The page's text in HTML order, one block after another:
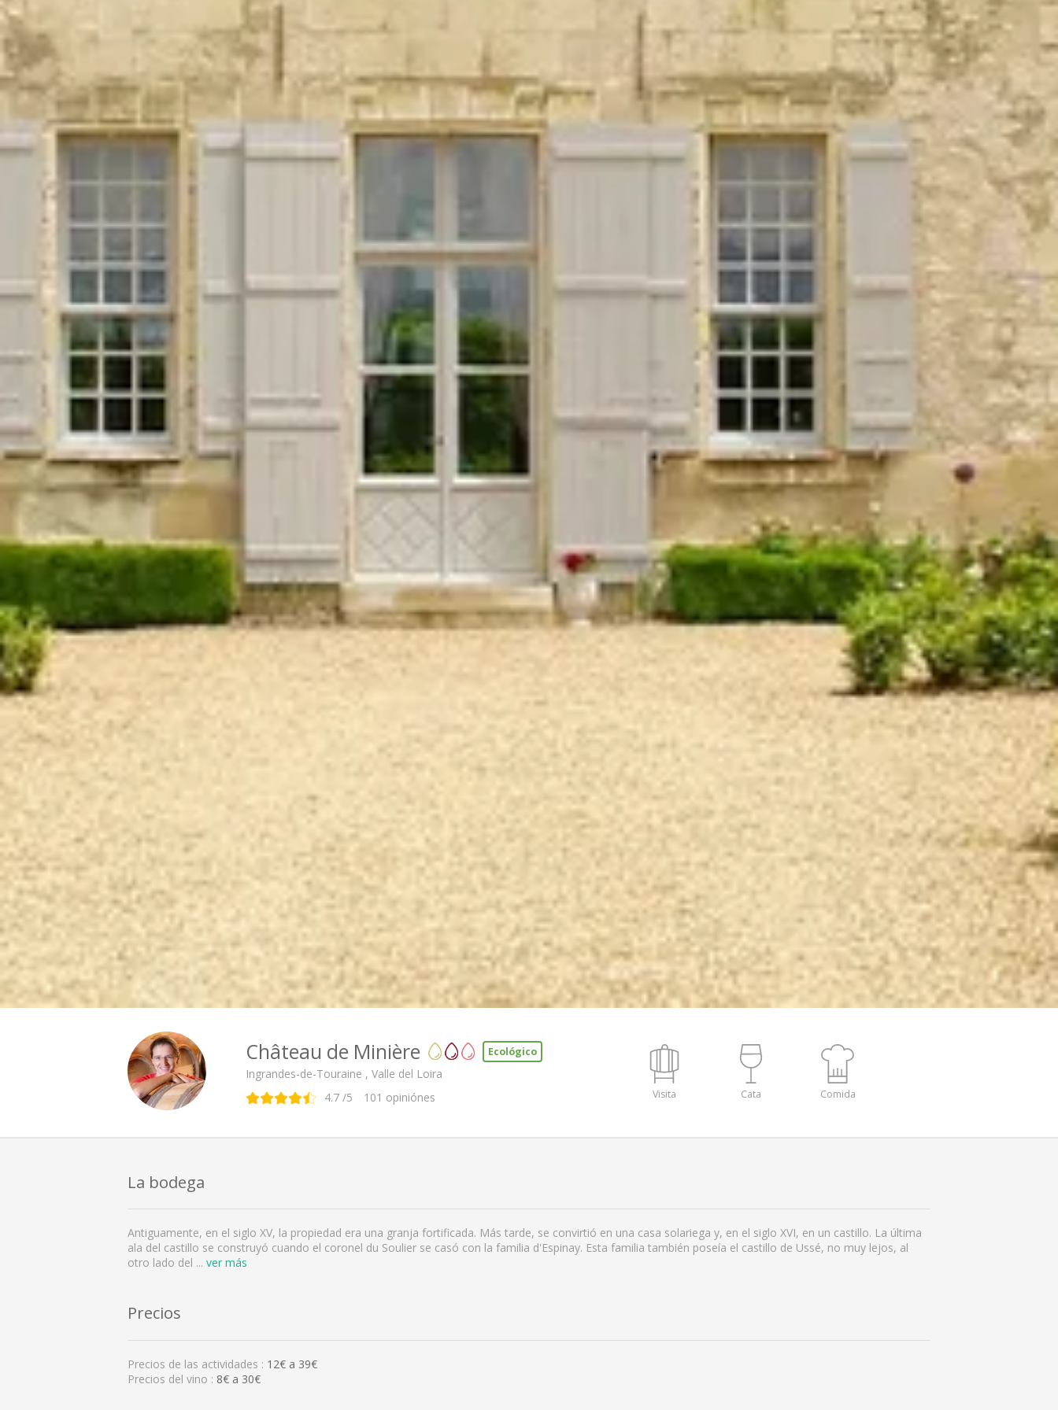
Château de Minière Ecológico
Ingrandes-de-Touraine , Valle del Loira
4.7 /5 101 opiniónes Visita Cata Comida
La bodega
Antiguamente, en el siglo XV, la propiedad era una granja fortificada. Más tarde, se convirtió en una casa solariega y, en el siglo XVI, en un castillo. La última
ala del castillo se construyó cuando el coronel du Soulier se casó con la familia d'Espinay. Esta familia también poseía el castillo de Ussé, no muy lejos, al
otro lado del ... ver más
Precios
Precios de las actividades : 12€ a 39€
Precios del vino : 8€ a 30€